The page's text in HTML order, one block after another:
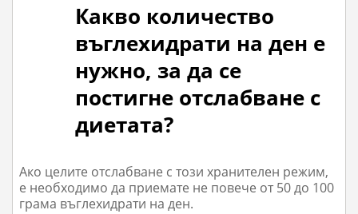
Какво количество
въглехидрати на ден е
нужно, за да се
постигне отслабване с
диетата?
Ако целите отслабване с този хранителен режим,
е необходимо да приемате не повече от 50 до 100
грама въглехидрати на ден.